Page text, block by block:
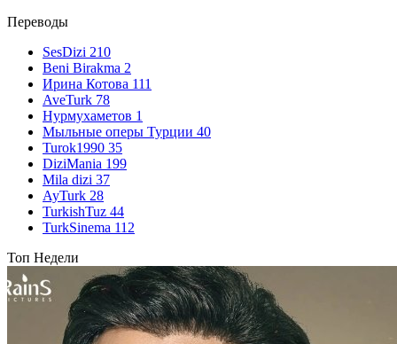
Переводы
SesDizi 210
Beni Birakma 2
Ирина Котова 111
AveTurk 78
Нурмухаметов 1
Мыльные оперы Турции 40
Turok1990 35
DiziMania 199
Mila dizi 37
AyTurk 28
TurkishTuz 44
TurkSinema 112
Топ Недели